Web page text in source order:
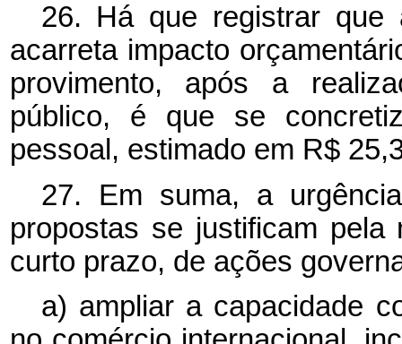
26. Há que registrar que
acarreta impacto
provimento, após a
público, é que se
pessoal, estimado em R$
27. Em suma, a
propostas se justificam pela
curto prazo, de ações
a) ampliar a capacidade